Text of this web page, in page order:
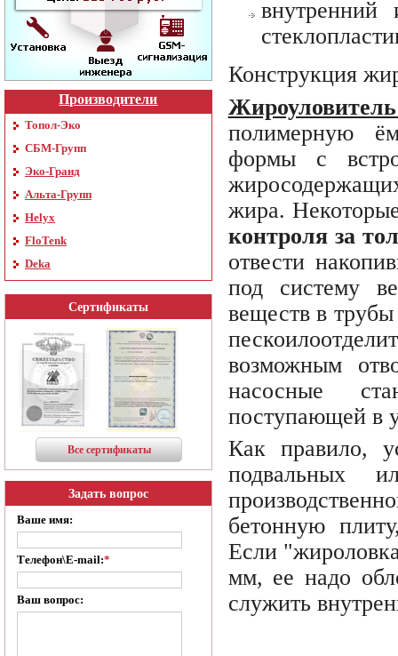
Производители
Топол-Эко
СБМ-Групп
Эко-Гранд
Альта-Групп
Helyx
FloTenk
Deka
Сертификаты
Все сертификаты
Задать вопрос
Ваше имя:
Телефон\E-mail:*
Ваш вопрос:
Конструкция
полимерную
формы с
жира.
контроля за
отвести
под систему
веществ в трубы
возможным
насосные
поступающей в
Как правило,
подвальных
бетонную
Если
мм, ее надо
служить